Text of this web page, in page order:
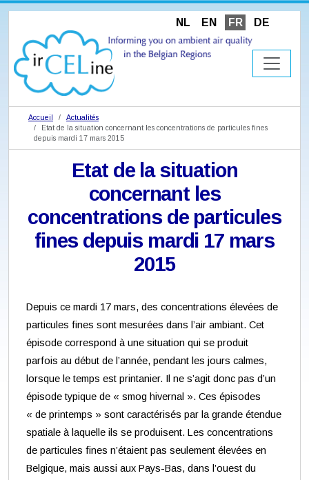
NL EN FR DE
Accueil
Actualités
Etat de la situation concernant les concentrations de particules fines
depuis mardi 17 mars 2015
Etat de la situation
concernant les
concentrations de particules
fines depuis mardi 17 mars
2015
Depuis ce mardi 17 mars, des concentrations élevées de
particules fines sont mesurées dans l’air ambiant. Cet
épisode correspond à une situation qui se produit
parfois au début de l’année, pendant les jours calmes,
lorsque le temps est printanier. Il ne s’agit donc pas d’un
épisode typique de « smog hivernal ». Ces épisodes
« de printemps » sont caractérisés par la grande étendue
spatiale à laquelle ils se produisent. Les concentrations
de particules fines n’étaient pas seulement élevées en
Belgique, mais aussi aux Pays-Bas, dans l’ouest du